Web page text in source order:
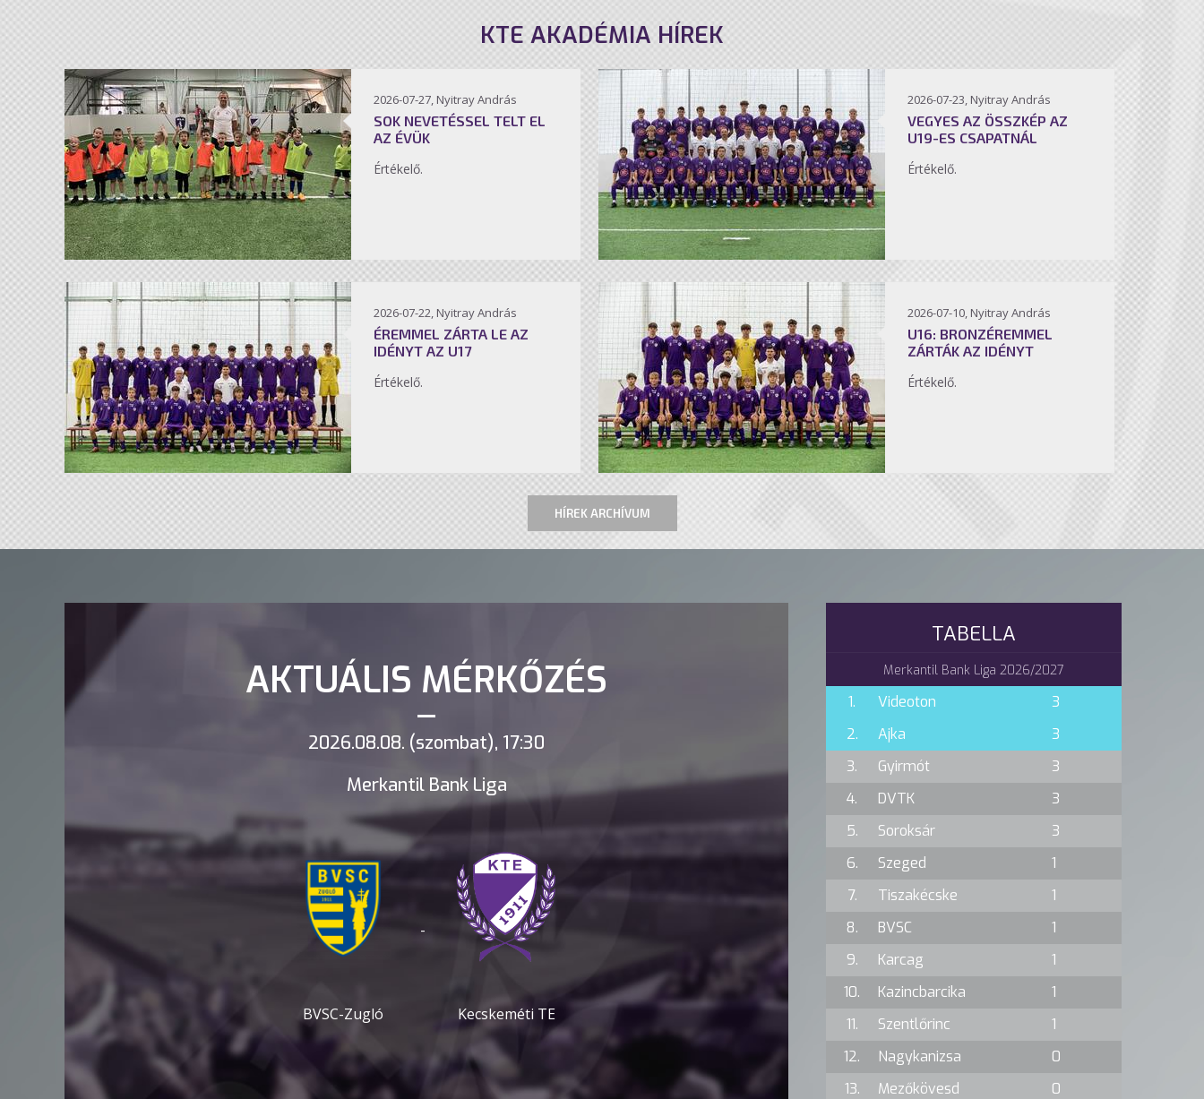
KTE AKADÉMIA HÍREK
2026-07-27, Nyitray András
SOK NEVETÉSSEL TELT EL
AZ ÉVÜK
Értékelő.
2026-07-23, Nyitray András
VEGYES AZ ÖSSZKÉP AZ
U19-ES CSAPATNÁL
Értékelő.
2026-07-22, Nyitray András
ÉREMMEL ZÁRTA LE AZ
IDÉNYT AZ U17
Értékelő.
2026-07-10, Nyitray András
U16: BRONZÉREMMEL
ZÁRTÁK AZ IDÉNYT
Értékelő.
HÍREK ARCHÍVUM
AKTUÁLIS MÉRKŐZÉS
2026.08.08. (szombat), 17:30
Merkantil Bank Liga
BVSC-Zugló
-
Kecskeméti TE
TABELLA
Merkantil Bank Liga 2026/2027
1. Videoton
3
2.
Ajka
3
3.
Gyirmót
3
4.
DVTK
3
5.
Soroksár
3
6.
Szeged
1
7.
Tiszakécske
1
8.
BVSC
1
9.
Karcag
1
10.
Kazincbarcika
1
11.
Szentlőrinc
1
12.
Nagykanizsa
0
13.
Mezőkövesd
0